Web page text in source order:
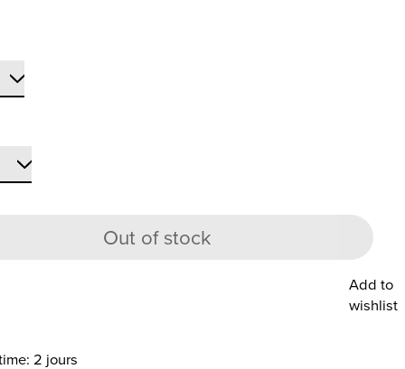
Out of stock
Add to
wishlist
2 jours